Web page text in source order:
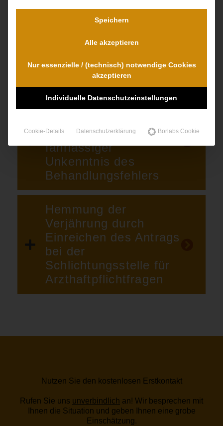
Hirnschäden
des Patienten
aufgrund grob
fahrlässiger
Unkenntnis des
Behandlungsfehlers
Hemmung der
Verjährung durch
Einreichen des Antrags
bei der
Schlichtungsstelle für
Arzthaftpflichtfragen
Nutzen Sie den kostenlosen Erstkontakt
Rufen Sie uns unverbindlich an! Wir besprechen mit
Ihnen die Situation und geben Ihnen eine grobe
Einschätzung.
Speichern
Alle akzeptieren
Nur essenzielle / (technisch) notwendige Cookies
akzeptieren
Individuelle Datenschutzeinstellungen
Cookie-Details Datenschutzerklärung Borlabs Cookie